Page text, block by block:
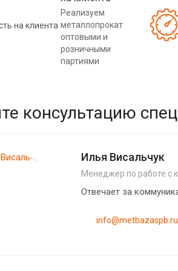
Реализуем
металлопрокат
оптовыми и
розничными
партиями
консультацию
Илья Висальчук
Менеджер по работе с
Отвечает за
info@metbazaspb.ru